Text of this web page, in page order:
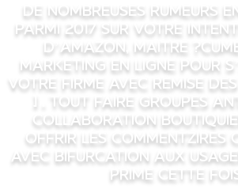
De nombreuses rumeurs
parmi 2017 sur votre
d’Amazon, maitre
marketing en ligne pour
votre firme avec remise
] . Tout faire groupes
collaboration
offrir les commentzires
avec Bifurcation aux
Prime Cette fois.